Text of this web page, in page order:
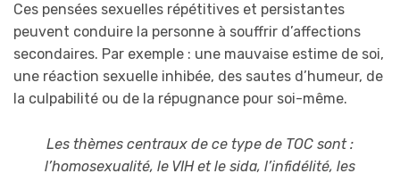
Ces pensées sexuelles répétitives et persistantes
peuvent conduire la personne à souffrir d’affections
secondaires. Par exemple : une mauvaise estime de soi,
une réaction sexuelle inhibée, des sautes d’humeur, de
la culpabilité ou de la répugnance pour soi-même.
Les thèmes centraux de ce type de TOC sont :
l’homosexualité, le VIH et le sida, l’infidélité, les